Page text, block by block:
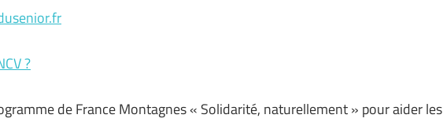
?
de France Montagnes « Solidarité, naturellement » pour aider les